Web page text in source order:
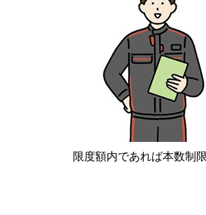
限度額内であれば本数制